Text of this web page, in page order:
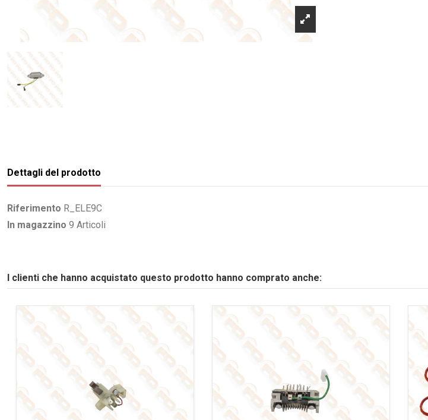
Dettagli del prodotto
Riferimento R_ELE9C
In magazzino 9 Articoli
I clienti che hanno acquistato questo prodotto hanno comprato anche: